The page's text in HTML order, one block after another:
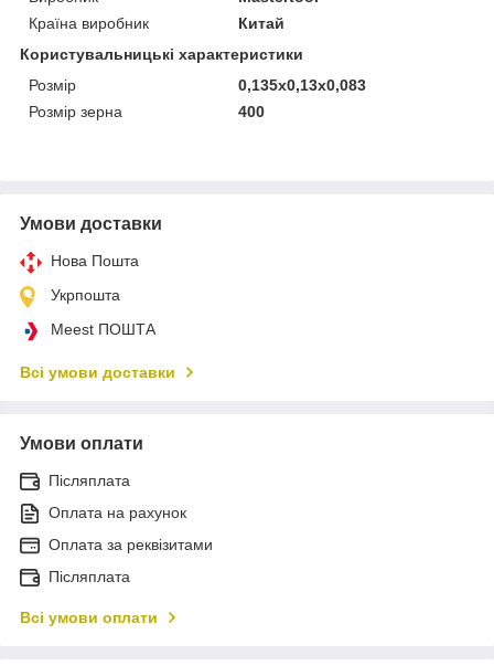
Країна виробник
Китай
Користувальницькі характеристики
Розмір
0,135x0,13x0,083
Розмір зерна
400
Умови доставки
Нова Пошта
Укрпошта
Meest ПОШТА
Всі умови доставки
Умови оплати
Післяплата
Оплата на рахунок
Оплата за реквізитами
Післяплата
Всі умови оплати